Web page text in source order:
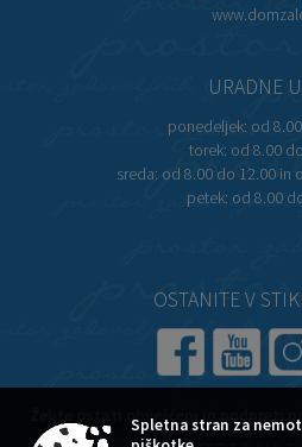
URADNE
ponedeljek: od
torek: od 8.00
sreda: od 8.00 do 12.00 in
petek: od 8.00
OSTANITE V
Želite ostati obveščeni in podpreti
Spletna stran za